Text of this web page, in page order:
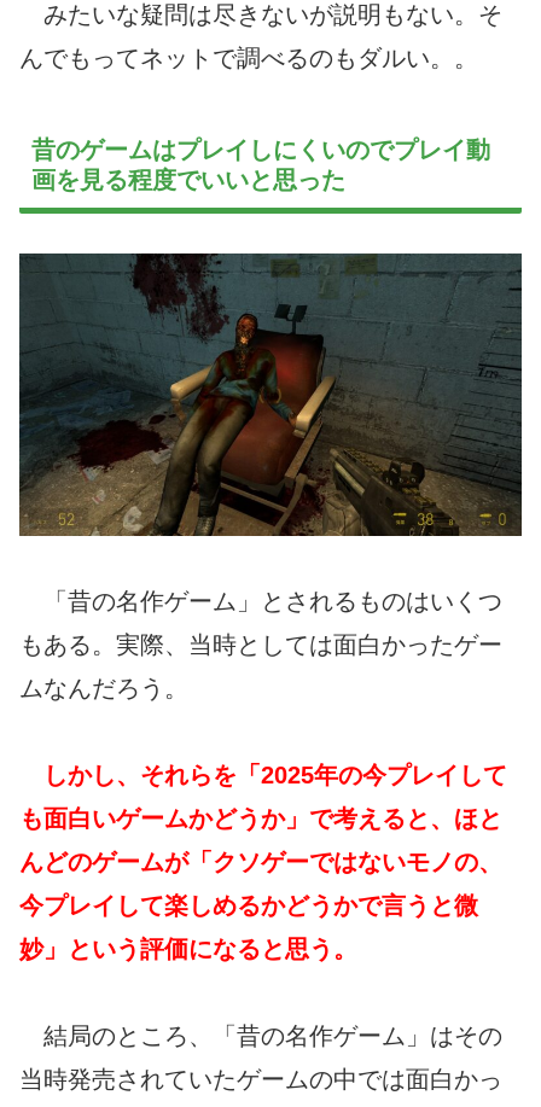
みたいな疑問は尽きないが説明もない。そ
んでもってネットで調べるのもダルい。。
昔のゲームはプレイしにくいのでプレイ動
画を見る程度でいいと思った
「昔の名作ゲーム」とされるものはいくつ
もある。実際、当時としては面白かったゲー
ムなんだろう。
しかし、それらを「2025年の今プレイして
も面白いゲームかどうか」で考えると、ほと
んどのゲームが「クソゲーではないモノの、
今プレイして楽しめるかどうかで言うと微
妙」という評価になると思う。
結局のところ、「昔の名作ゲーム」はその
当時発売されていたゲームの中では面白かっ